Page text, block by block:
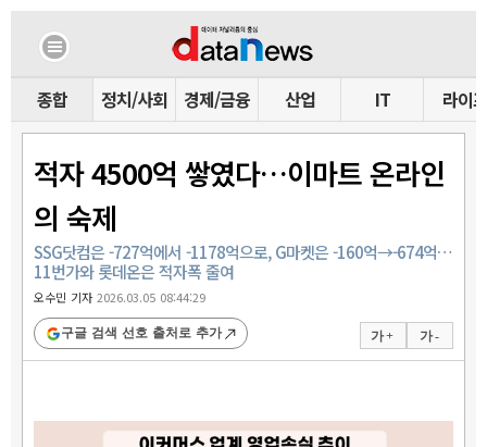
종합 정치/사회 경제/금융 산업 IT 라이프
적자 4500억 쌓였다…이마트 온라인
의 숙제
SSG닷컴은 -727억에서 -1178억으로, G마켓은 -160억→-674억…
11번가와 롯데온은 적자폭 줄여
오수민 기자2026.03.05 08:44:29
가 + 가 -
구글 검색 선호 출처로 추가